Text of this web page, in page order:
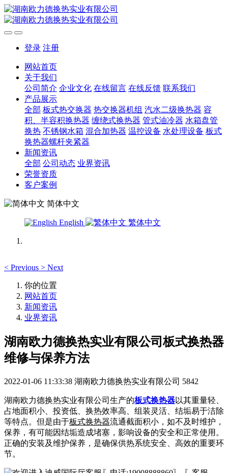
登录 注册
网站首页
关于我们
公司简介 企业文化 在线留言 在线反馈 联系我们
产品展示
全部 板式热交换器 热交换器机组 汽水二级换热器 容
积、半容积换热器 缠绕式换热器 管式油冷器 水箱盘管
换热 不锈钢水箱 混合加热器 温控设备 水处理设备 板式
换热器螺杆夹紧器
新闻资讯
全部 公司动态 业界资讯
荣誉资质
客户案例
简体中文
English 繁体中文
< Previous > Next
你的位置
网站首页
新闻资讯
业界资讯
湖南欧力德换热实业有限公司板式换热器
维修与保养方法
2022-01-06 11:33:38 湖南欧力德换热实业有限公司 5842
湖南欧力德换热实业有限公司生产的板式换热器以其重量轻、
占地面积小、投资低、换热效率高、组装灵活、结垢易于洁除
等特点。但是由于板式换热器流通截面积小，如不及时维护，
保养，有可能因结垢造成堵塞，影响设备的安全和正常使用。
正确的安装及维护保养，是确保供热系统安全、高效的重要环
节。